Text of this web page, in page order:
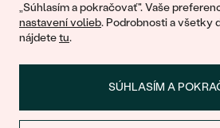
„Súhlasím a pokračovať". Vaše
nastavení volieb. Podrobnosti a všetky
nájdetetu.
SÚHLASÍM A
© 2011 - 2026, Eppi.sk